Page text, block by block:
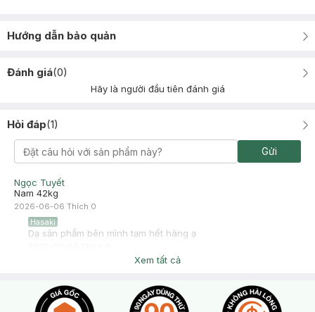
Hướng dẫn bảo quản
Đánh giá(0)
Hãy là người đầu tiên đánh giá
Hỏi đáp(1)
Gửi
Ngọc Tuyết
Nam 42kg
2026-06-06 Thích 0
Hasaki
Dạ sản phẩm bên mình tạm hết hàng ạ
Xem tất cả